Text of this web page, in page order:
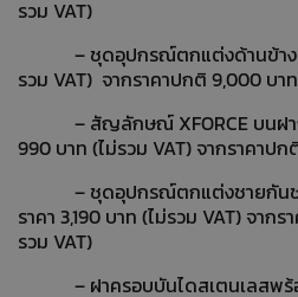
รวม VAT)
– ชุดอุปกรณ์ตกแต่งด้านข้าง***
รวม VAT) จากราคาปกติ 9,000 บาท
– สัญลักษณ์ XFORCE บนฝากร
990 บาท (ไม่รวม VAT) จากราคาปก
– ชุดอุปกรณ์ตกแต่งชายกันช
ราคา 3,190 บาท (ไม่รวม VAT) จาก
รวม VAT)
– ฝาครอบบันไดสเตนเลสพร้อ